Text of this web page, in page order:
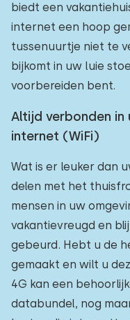
biedt een
internet een hoop
tussenuurtje niet te
bijkomt in uw luie
voorbereiden bent.
Altijd verbonden in
internet (WiFi)
Wat is er leuker dan
delen met het
mensen in uw
vakantievreugd en
gebeurd. Hebt u de
gemaakt en wilt u
4G kan een
databundel, nog